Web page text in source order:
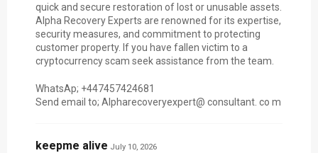
quick and secure restoration of lost or unusable assets.
Alpha Recovery Experts are renowned for its expertise,
security measures, and commitment to protecting
customer property. If you have fallen victim to a
cryptocurrency scam seek assistance from the team.
WhatsAp; +447457424681
Send email to; Alpharecoveryexpert@ consultant. co m
keepme alive July 10, 2026